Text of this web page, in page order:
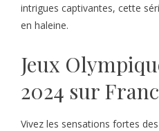
intrigues captivantes, cette
en haleine.
Jeux
2024 sur
Vivez les sensations fortes